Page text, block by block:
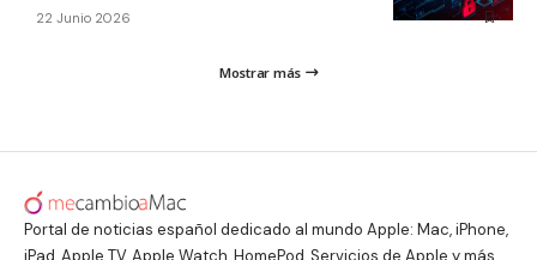
22 Junio 2026
Mostrar más
Portal de noticias español dedicado al mundo Apple: Mac, iPhone,
iPad, Apple TV, Apple Watch, HomePod, Servicios de Apple y más.